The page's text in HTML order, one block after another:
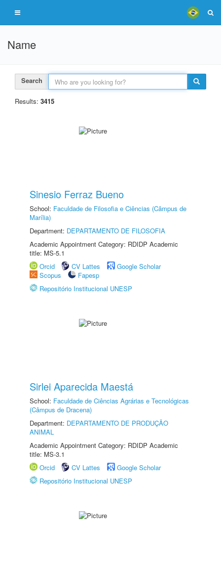
Name
Search
Results: 3415
Sinesio Ferraz Bueno
School: Faculdade de Filosofia e Ciências (Câmpus de
Marília)
Department: DEPARTAMENTO DE FILOSOFIA
Academic Appointment Category: RDIDP Academic
title: MS-5.1
Orcid
CV Lattes
Google Scholar
Scopus
Fapesp
Repositório Institucional UNESP
Sirlei Aparecida Maestá
School: Faculdade de Ciências Agrárias e Tecnológicas
(Câmpus de Dracena)
Department: DEPARTAMENTO DE PRODUÇÃO
ANIMAL
Academic Appointment Category: RDIDP Academic
title: MS-3.1
Orcid
CV Lattes
Google Scholar
Repositório Institucional UNESP